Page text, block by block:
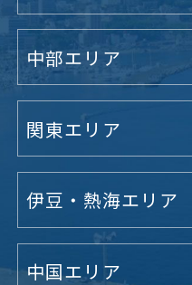
中部エリア
関東エリア
伊豆・熱海エリア
中国エリア